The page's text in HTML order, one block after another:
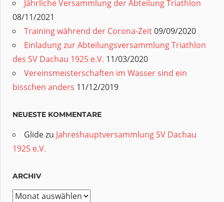
Jährliche Versammlung der Abteilung Triathlon
08/11/2021
Training während der Corona-Zeit09/09/2020
Einladung zur Abteilungsversammlung Triathlon
des SV Dachau 1925 e.V. 11/03/2020
Vereinsmeisterschaften im Wasser sind ein
bisschen anders 11/12/2019
NEUESTE KOMMENTARE
Glidezu Jahreshauptversammlung SV Dachau
1925 e.V.
ARCHIV
Archiv